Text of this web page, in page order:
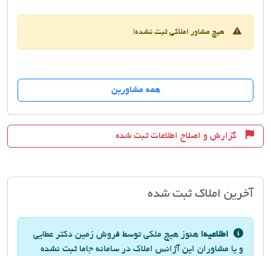
هیچ مشاور املاکی ثبت نشده!
همه مشاورین
گزارش و اصلاح اطلاعات ثبت شده
آخرین املاک ثبت شده
اطلاعیه! هنوز هیچ ملکی توسط فروش زمین دکتر عطایی
و یا مشاوران این آژانس املاک در سامانه جاما ثبت نشده